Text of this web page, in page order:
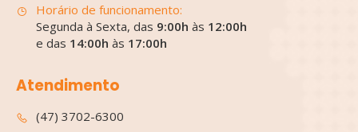
Horário de funcionamento:
Segunda à Sexta, das 9:00h às 12:00h
e das 14:00h às 17:00h
Atendimento
(47) 3702-6300